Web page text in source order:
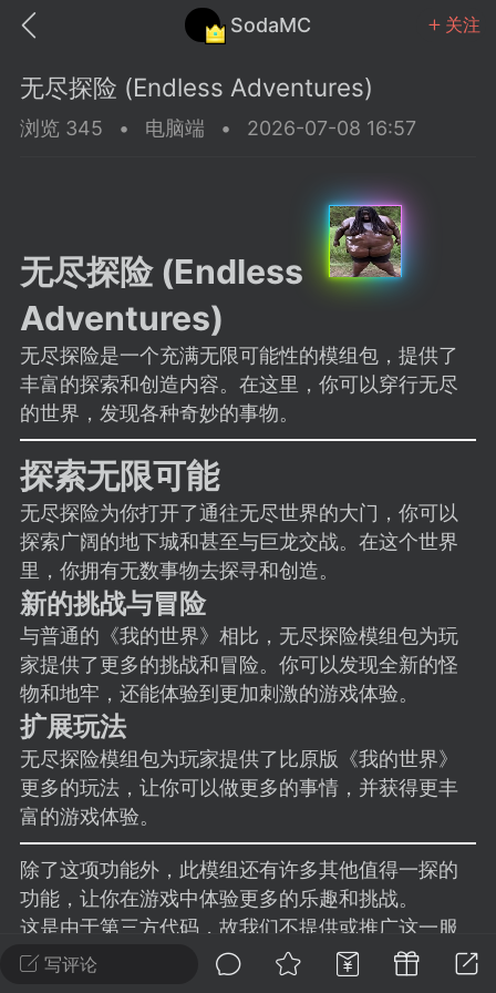
SodaMC 关注
教程 材质 社区
潮涌核心
永久赞助者
11-27 02:06
电脑端 社区规则
议贴】SodaMC 的改进与建议 🧃
社区的建议&反馈板块，欢迎每
在这里畅所欲言，提出你对 社区功能、
、管理方式等方面 的任何想法！...
11 5.9k
潮涌核心
永久赞助者
24 23:37
电脑端 整合包分享
主页反馈贴
反馈你遇到的问题 以及 你期望的功能等
不方便可尝试通过邮箱与作者进行反馈
写评论
无尽探险 (Endless Adventures)
浏览 345 • 电脑端 • 2026-07-08 16:57
无尽探险 (Endless
Adventures)
无尽探险是一个充满无限可能性的模组包，提供了
丰富的探索和创造内容。在这里，你可以穿行无尽
的世界，发现各种奇妙的事物。
探索无限可能
无尽探险为你打开了通往无尽世界的大门，你可以
探索广阔的地下城和甚至与巨龙交战。在这个世界
里，你拥有无数事物去探寻和创造。
新的挑战与冒险
与普通的《我的世界》相比，无尽探险模组包为玩
家提供了更多的挑战和冒险。你可以发现全新的怪
物和地牢，还能体验到更加刺激的游戏体验。
扩展玩法
无尽探险模组包为玩家提供了比原版《我的世界》
更多的玩法，让你可以做更多的事情，并获得更丰
富的游戏体验。
除了这项功能外，此模组还有许多其他值得一探的
功能，让你在游戏中体验更多的乐趣和挑战。
这是由于第三方代码，故我们不提供或推广这一服
务。